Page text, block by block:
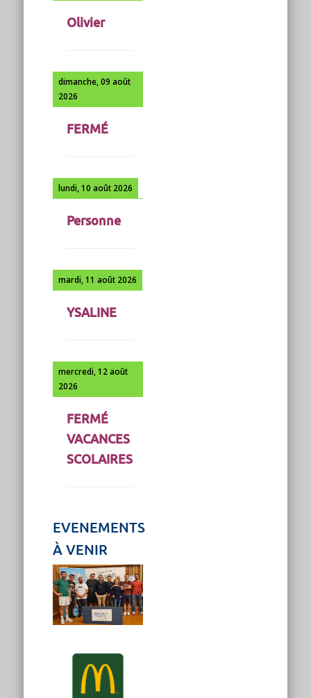
Olivier
dimanche, 09 août
2026
FERMÉ
lundi, 10 août 2026
Personne
mardi, 11 août 2026
YSALINE
mercredi, 12 août
2026
FERMÉ
VACANCES
SCOLAIRES
EVENEMENTS
À VENIR